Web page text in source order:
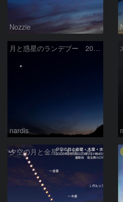
Nozzie
月と惑星のランデブー 2026/06/19
nardis
夕空の月と金星・木星・水星の接近 2026/6/18